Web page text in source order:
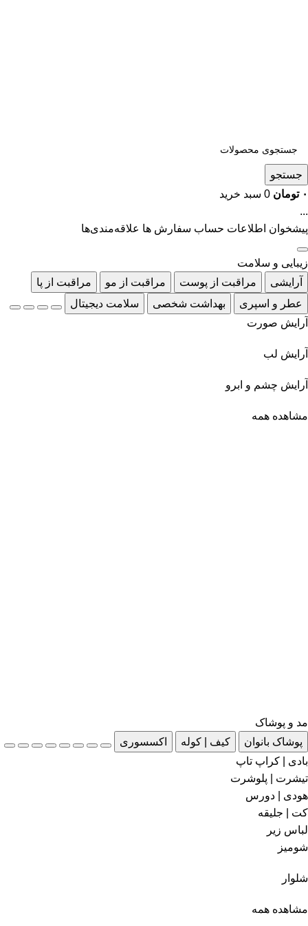
جستجو
۰ تومان 0 سبد خرید
...
پیشخوان اطلاعات حساب سفارش ها علاقه‌مندی‌ها
زیبایی و سلامت
آرایشی
مراقبت از پوست مراقبت از مو
مراقبت از پا
عطر و اسپری
بهداشت شخصی
سلامت دیجیتال
آرایش صورت
آرایش لب
آرایش چشم و ابرو
مشاهده همه
مد و پوشاک
پوشاک بانوان
کیف | کوله
اکسسوری
بادی | کراپ تاپ
تیشرت | پلوشرت
هودی | دورس
کت | جلیقه
لباس زیر
شومیز
شلوار
مشاهده همه